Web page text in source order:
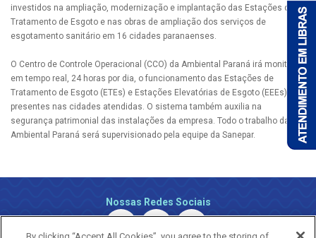
investidos na ampliação, modernização e implantação das Estações de
Tratamento de Esgoto e nas obras de ampliação dos serviços de
esgotamento sanitário em 16 cidades paranaenses.
O Centro de Controle Operacional (CCO) da Ambiental Paraná irá monitorar,
em tempo real, 24 horas por dia, o funcionamento das Estações de
Tratamento de Esgoto (ETEs) e Estações Elevatórias de Esgoto (EEEs)
presentes nas cidades atendidas. O sistema também auxilia na
segurança patrimonial das instalações da empresa. Todo o trabalho da
Ambiental Paraná será supervisionado pela equipe da Sanepar.
Nossas Redes Sociais